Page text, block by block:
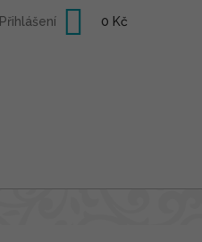
Přihlášení
Nákupní